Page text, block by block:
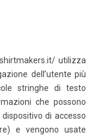
utilizza
dell’utente più
stringhe di testo
che possono
di accesso
e vengono usate